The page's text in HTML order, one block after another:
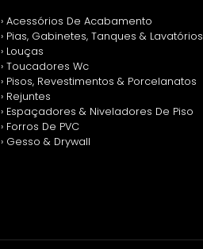
› Acessórios De Acabamento
› Pias, Gabinetes, Tanques & Lavatórios
› Louças
› Toucadores Wc
› Pisos, Revestimentos & Porcelanatos
› Rejuntes
› Espaçadores & Niveladores De Piso
› Forros De PVC
› Gesso & Drywall